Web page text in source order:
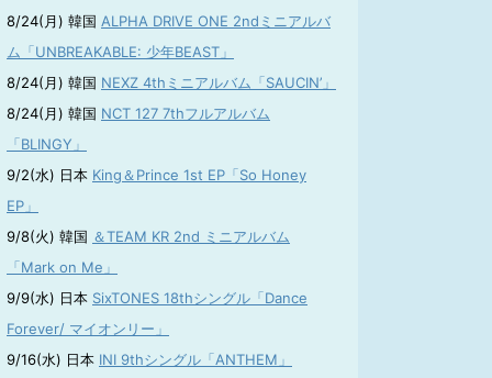
8/24(月) 韓国 ALPHA DRIVE ONE 2ndミニアルバ
ム「UNBREAKABLE: 少年BEAST」
8/24(月) 韓国 NEXZ 4thミニアルバム「SAUCIN’」
8/24(月) 韓国 NCT 127 7thフルアルバム
「BLINGY」
9/2(水) 日本 King＆Prince 1st EP「So Honey
EP」
9/8(火) 韓国 ＆TEAM KR 2nd ミニアルバム
「Mark on Me」
9/9(水) 日本 SixTONES 18thシングル「Dance
Forever/ マイオンリー」
9/16(水) 日本 INI 9thシングル「ANTHEM」